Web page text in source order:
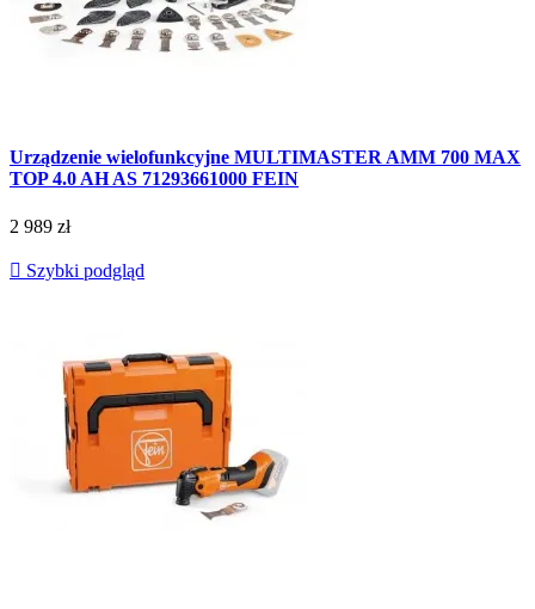
Urządzenie wielofunkcyjne MULTIMASTER AMM 700 MAX
TOP 4.0 AH AS 71293661000 FEIN
2 989 zł
 Szybki podgląd